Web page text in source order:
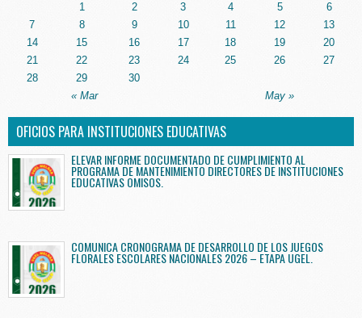
« Mar May »
1 2 3 4 5
6
7
8 9 10 11 12
13
14
15 16 17 18 19
20
21
22 23 24 25 26
27
28
29 30
OFICIOS PARA INSTITUCIONES EDUCATIVAS
ELEVAR INFORME DOCUMENTADO DE CUMPLIMIENTO AL
PROGRAMA DE MANTENIMIENTO DIRECTORES DE INSTITUCIONES
EDUCATIVAS OMISOS.
COMUNICA CRONOGRAMA DE DESARROLLO DE LOS JUEGOS
FLORALES ESCOLARES NACIONALES 2026 – ETAPA UGEL.